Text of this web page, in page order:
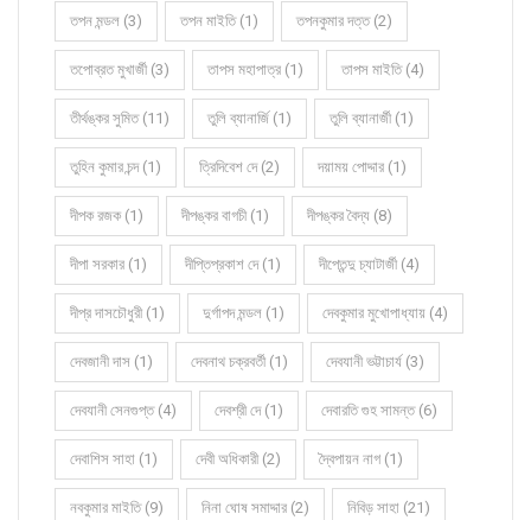
তপন মন্ডল (3) তপন মাইতি (1) তপনকুমার দত্ত (2)
তপোব্রত মুখার্জী (3) তাপস মহাপাত্র (1) তাপস মাইতি (4)
তীর্থঙ্কর সুমিত (11) তুলি ব্যানার্জি (1) তুলি ব্যানার্জী (1)
তুহিন কুমার চন্দ (1) ত্রিদিবেশ দে (2) দয়াময় পোদ্দার (1)
দীপক রজক (1) দীপঙ্কর বাগচী (1) দীপঙ্কর বৈদ্য (8)
দীপা সরকার (1) দীপ্তিপ্রকাশ দে (1) দীপ্তেন্দু চ্যাটার্জী (4)
দীপ্র দাসচৌধুরী (1) দুর্গাপদ মন্ডল (1) দেবকুমার মুখোপাধ্যায় (4)
দেবজানী দাস (1) দেবনাথ চক্রবর্তী (1) দেবযানী ভট্টাচার্য (3)
দেবযানী সেনগুপ্ত (4) দেবশ্রী দে (1) দেবারতি গুহ সামন্ত (6)
দেবাশিস সাহা (1) দেবী অধিকারী (2) দ্বৈপায়ন নাগ (1)
নবকুমার মাইতি (9) নিনা ঘোষ সমাদ্দার (2) নিবিড় সাহা (21)